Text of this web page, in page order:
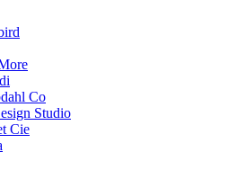
Co
Studio
Cie